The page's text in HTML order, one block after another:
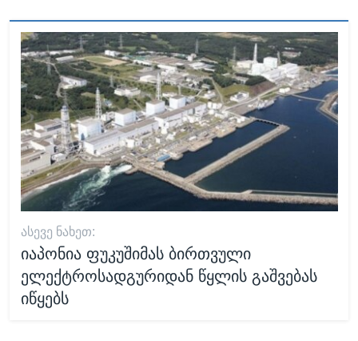
ᲐᲡᲔᲕᲔ ᲜᲐᲮᲔᲗ:
იაპონია ფუკუშიმას ბირთვული
ელექტროსადგურიდან წყლის გაშვებას
იწყებს